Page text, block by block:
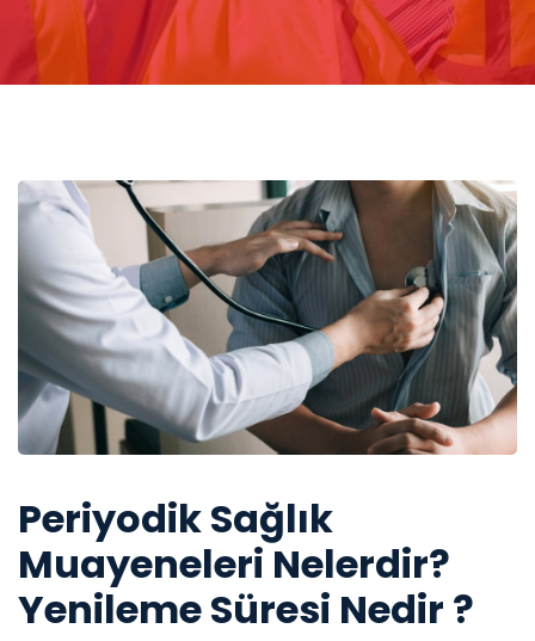
Periyodik Sağlık
Muayeneleri Nelerdir?
Yenileme Süresi Nedir ?